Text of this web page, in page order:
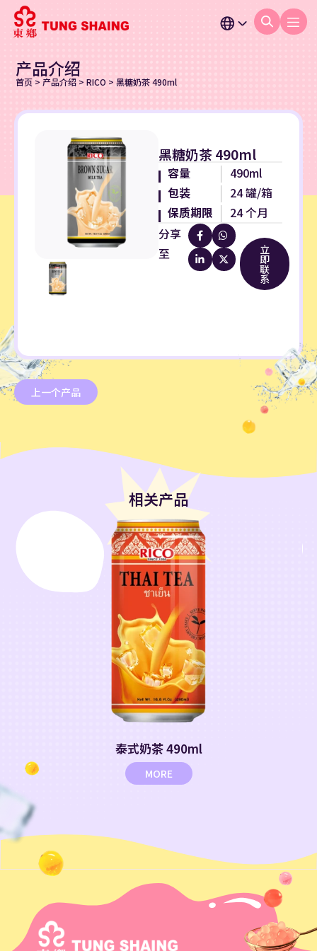
产品介绍
首页 > 产品介绍 >RICO >黑糖奶茶 490ml
黑糖奶茶 490ml
容量
490ml
包装
24 罐/箱
保质期限
24 个月
分享
至
立
即
联
系
上一个产品
相关产品
泰式奶茶 490ml
MORE